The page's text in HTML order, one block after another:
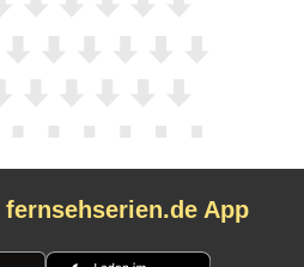
fernsehserien.de App